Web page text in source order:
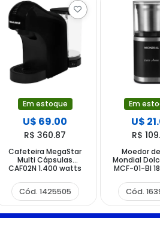
Em estoque
U$ 69.00
R$ 360.87
Cafeteira MegaStar
Multi Cápsulas
CAF02N 1.400 watts
Preta
Cód. 1425505
Em
U$
R$
Moedor
Mondial
MCF-01-BI
Cód.